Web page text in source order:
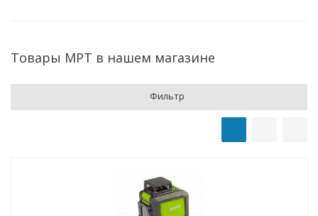
Товары MPT в нашем магазине
Фильтр